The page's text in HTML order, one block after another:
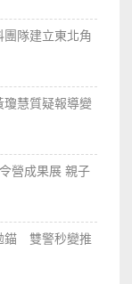
隊建立東北角
瓊慧質疑報導變
營成果展 親子
錨 雙警秒變推